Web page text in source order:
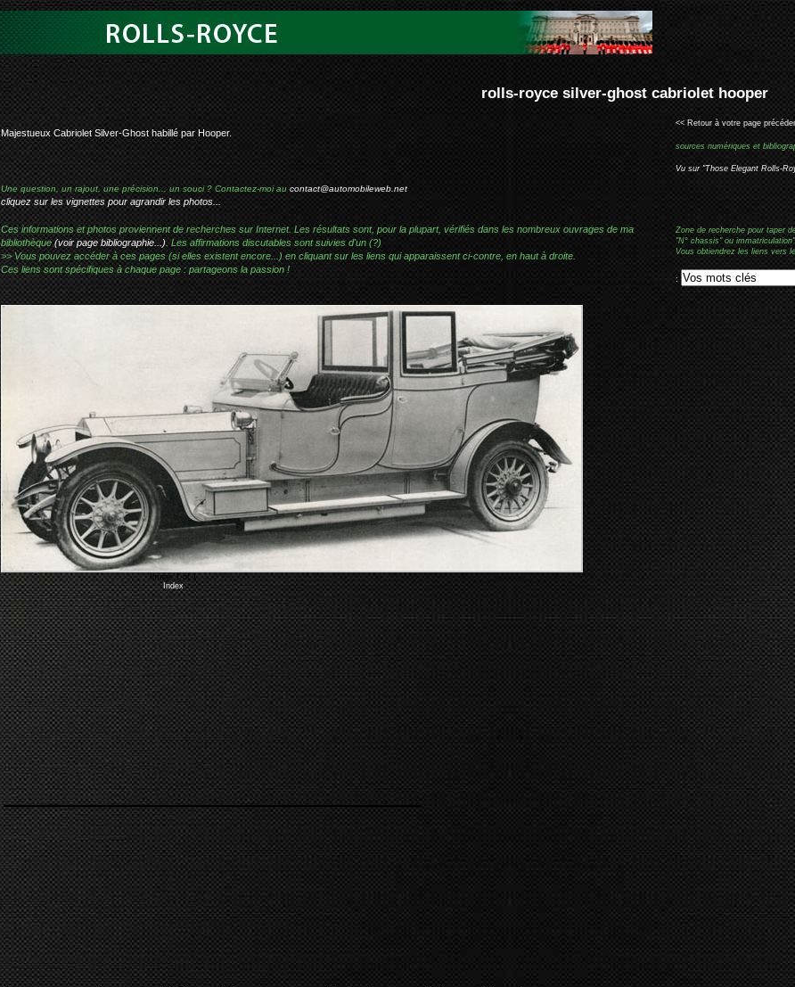
rolls-royce silver-ghost cabriolet hooper
Majestueux Cabriolet Silver-Ghost habillé par Hooper.
Une question, un rajout, une précision... un souci ? Contactez-moi aucontact@automobileweb.net
cliquez sur les vignettes pour agrandir les photos...
Ces informations et photos proviennent de recherches sur Internet. Les résultats sont, pour la plupart, vérifiés dans les nombreux ouvrages de ma
bibliothèque(voir page bibliographie...). Les affirmations discutables sont suivies d'un (?)
>> Vous pouvez accéder à ces pages (si elles existent encore...) en cliquant sur les liens qui apparaissent ci-contre, en haut à droite.
Ces liens sont spécifiques à chaque page : partageons la passion !
Image 1 of 1
Index
<< Retour à votre page
sources numériques et
Vu sur "Those Elegant Rolls-
Zone de recherche pour taper
"N° chassis" ou
Vous obtiendrez les liens vers
: